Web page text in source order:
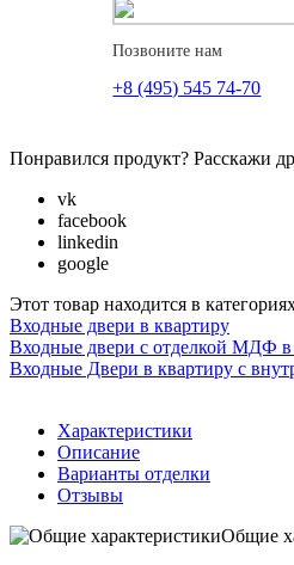
Позвоните нам
+8 (495) 545 74-70
Понравился продукт? Расскажи
vk
facebook
linkedin
google
Этот товар находится в
Входные двери в квартиру
Входные двери с отделкой МДФ в
Входные Двери в квартиру с
Характеристики
Описание
Варианты отделки
Отзывы
Общие